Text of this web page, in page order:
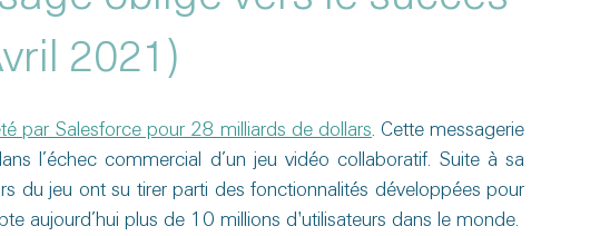
2021)
par Salesforce pour 28 milliards de dollars. Cette messagerie
l’échec commercial d’un jeu vidéo collaboratif. Suite à sa
du jeu ont su tirer parti des fonctionnalités développées pour
aujourd’hui plus de 10 millions d'utilisateurs dans le monde.